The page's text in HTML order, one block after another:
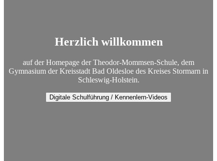
Herzlich willkommen
auf der Homepage der Theodor-Mommsen-Schule, dem
Gymnasium der Kreisstadt Bad Oldesloe des Kreises Stormarn in
Schleswig-Holstein.
Digitale Schulführung / Kennenlern-Videos